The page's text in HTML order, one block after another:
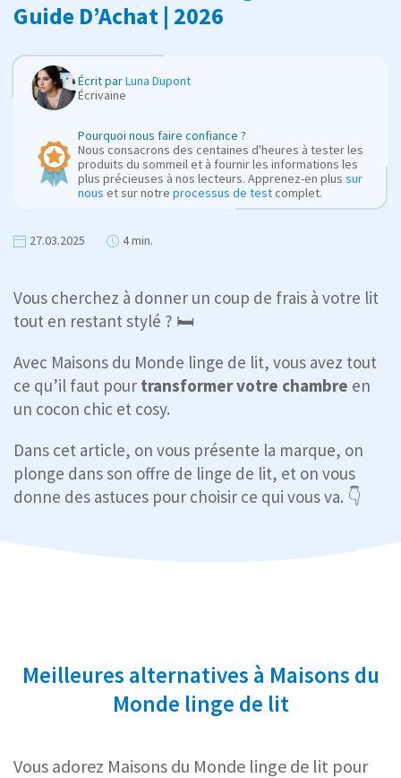
Guide D’Achat | 2026
Écrit parLuna Dupont
Écrivaine
Pourquoi nous faire confiance ?
Nous consacrons des centaines d'heures à tester les
produits du sommeil et à fournir les informations les
plus précieuses à nos lecteurs. Apprenez-en plus sur
nous et sur notre processus de testcomplet.
27.03.2025 4 min.
Vous cherchez à donner un coup de frais à votre lit
tout en restant stylé ? 🛏️
Avec Maisons du Monde linge de lit, vous avez tout
ce qu’il faut pour transformer votre chambre en
un cocon chic et cosy.
Dans cet article, on vous présente la marque, on
plonge dans son offre de linge de lit, et on vous
donne des astuces pour choisir ce qui vous va. 👇
Meilleures alternatives à Maisons du
Monde linge de lit
Vous adorez Maisons du Monde linge de lit pour